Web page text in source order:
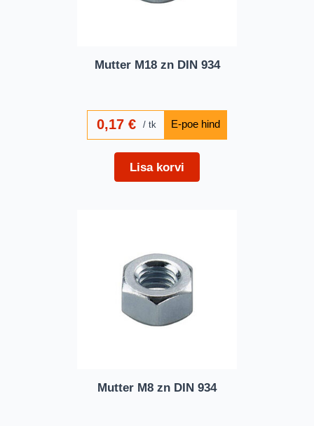
Mutter M18 zn DIN 934
0,17€ tk
Lisa korvi
Mutter M8 zn DIN 934